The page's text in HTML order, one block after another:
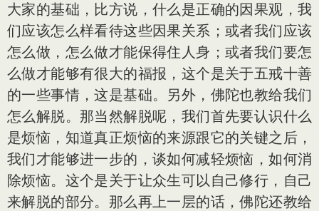
大家的基础，比方说，什么是正确的因果观，我
们应该怎么样看待这些因果关系；或者我们应该
怎么做，怎么做才能保得住人身；或者我们要怎
么做才能够有很大的福报，这个是关于五戒十善
的一些事情，这是基础。另外，佛陀也教给我们
怎么解脱。那当然解脱呢，我们首先要认识什么
是烦恼，知道真正烦恼的来源跟它的关键之后，
我们才能够进一步的，谈如何减轻烦恼，如何消
除烦恼。这个是关于让众生可以自己修行，自己
来解脱的部分。那么再上一层的话，佛陀还教给